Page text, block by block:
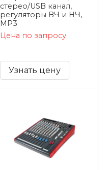
стерео/USB канал,
регуляторы ВЧ и НЧ,
MP3
Цена по запросу
Узнать цену